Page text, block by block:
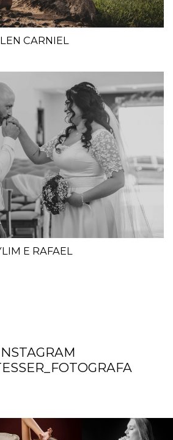
CARNIEL
E RAFAEL